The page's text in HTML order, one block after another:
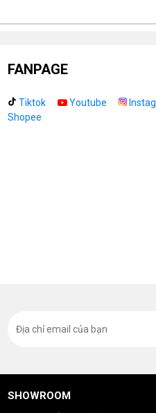
FANPAGE
Tiktok Youtube
Shopee
SHOWROOM